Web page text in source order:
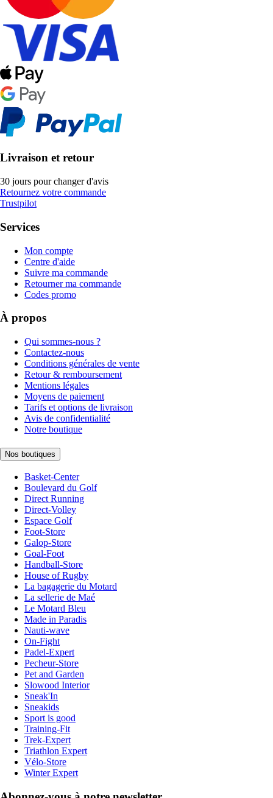
Livraison et retour
30 jours pour changer d'avis
Retournez votre commande
Trustpilot
Services
Mon compte
Centre d'aide
Suivre ma commande
Retourner ma commande
Codes promo
À propos
Qui sommes-nous ?
Contactez-nous
Conditions générales de vente
Retour & remboursement
Mentions légales
Moyens de paiement
Tarifs et options de livraison
Avis de confidentialité
Notre boutique
Nos boutiques
Basket-Center
Boulevard du Golf
Direct Running
Direct-Volley
Espace Golf
Foot-Store
Galop-Store
Goal-Foot
Handball-Store
House of Rugby
La bagagerie du Motard
La sellerie de Maé
Le Motard Bleu
Made in Paradis
Nauti-wave
On-Fight
Padel-Expert
Pecheur-Store
Pet and Garden
Slowood Interior
Sneak'In
Sneakids
Sport is good
Training-Fit
Trek-Expert
Triathlon Expert
Vélo-Store
Winter Expert